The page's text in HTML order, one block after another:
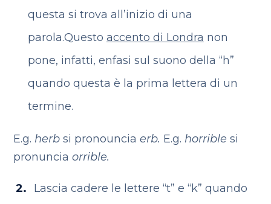
questa si trova all’inizio di una
parola.Questo accento di Londra non
pone, infatti, enfasi sul suono della “h”
quando questa è la prima lettera di un
termine.
E.g. herb si pronounciaerb. E.g. horrible si
pronunciaorrible.
Lascia cadere le lettere “t” e “k” quando